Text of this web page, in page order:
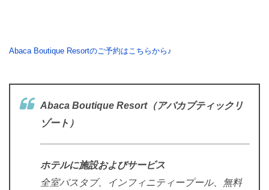
Abaca Boutique Resortのご予約はこちらから♪
Abaca Boutique Resort（アバカブティックリ
ゾート）
ホテルに施設およびサービス
全室バスタブ、インフィニティープール、
無料